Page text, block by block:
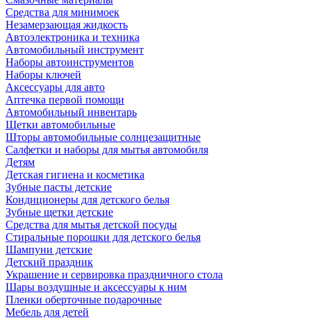
Средства для минимоек
Незамерзающая жидкость
Автоэлектроника и техника
Автомобильный инструмент
Наборы автоинструментов
Наборы ключей
Аксессуары для авто
Аптечка первой помощи
Автомобильный инвентарь
Щетки автомобильные
Шторы автомобильные солнцезащитные
Салфетки и наборы для мытья автомобиля
Детям
Детская гигиена и косметика
Зубные пасты детские
Кондиционеры для детского белья
Зубные щетки детские
Средства для мытья детской посуды
Стиральные порошки для детского белья
Шампуни детские
Детский праздник
Украшение и сервировка праздничного стола
Шары воздушные и аксессуары к ним
Пленки оберточные подарочные
Мебель для детей